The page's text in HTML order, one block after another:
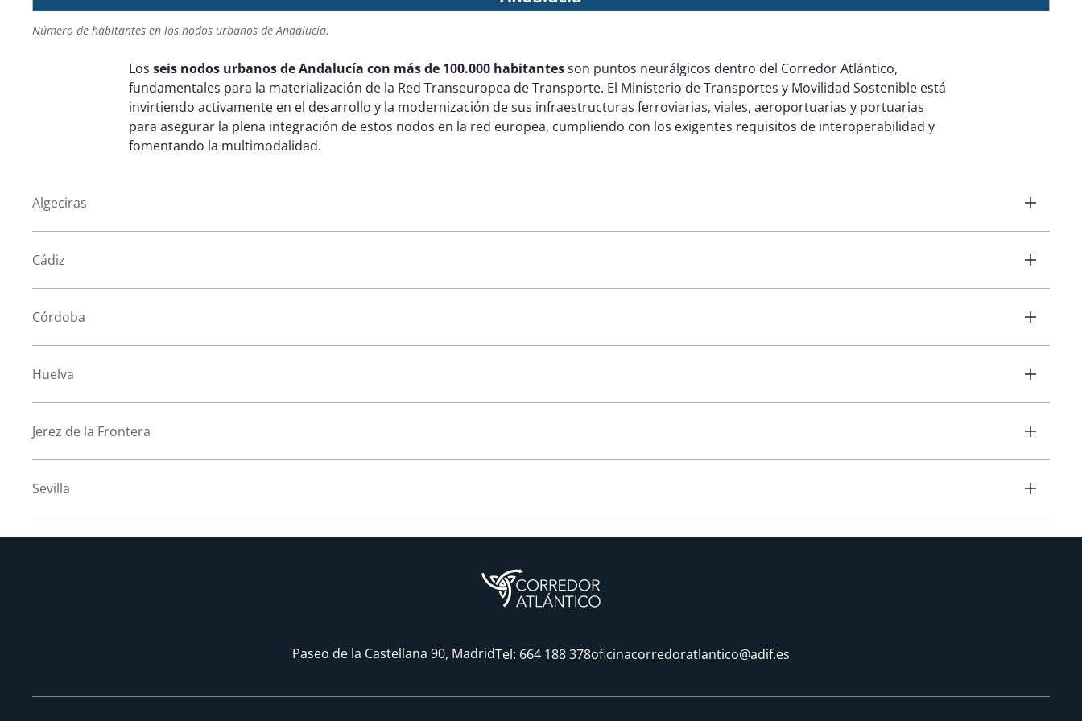
Número de habitantes en los nodos urbanos de Andalucía.​
Los seis nodos urbanos de Andalucía con más de 100.000 habitantesson puntos neurálgicos dentro del Corredor Atlántico,
fundamentales para la materialización de la Red Transeuropea de Transporte. El Ministerio de Transportes y Movilidad Sostenible está
invirtiendo activamente en el desarrollo y la modernización de sus infraestructuras ferroviarias, viales, aeroportuarias y portuarias
para asegurar la plena integración de estos nodos en la red europea, cumpliendo con los exigentes requisitos de interoperabilidad y
fomentando la multimodalidad.
Algeciras
Cádiz
Córdoba
Huelva
Jerez de la Frontera
Sevilla
Paseo de la Castellana 90, MadridTel: 664 188 378oficinacorredoratlantico@adif.es